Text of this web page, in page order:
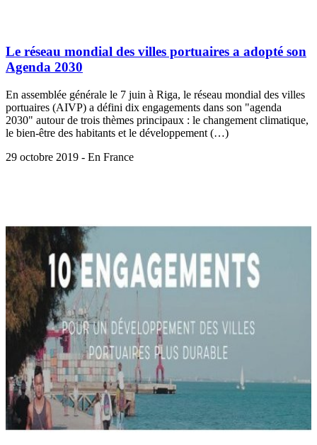
Le réseau mondial des villes portuaires a adopté son
Agenda 2030
En assemblée générale le 7 juin à Riga, le réseau mondial des villes
portuaires (AIVP) a défini dix engagements dans son "agenda
2030" autour de trois thèmes principaux : le changement climatique,
le bien-être des habitants et le développement (…)
29 octobre 2019 - En France